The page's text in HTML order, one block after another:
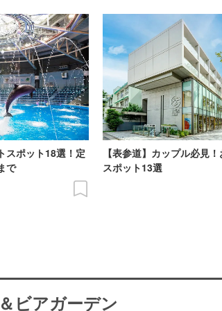
スポット18選！定
で
【表参道】カップル必見
スポット13選
ビアガーデン